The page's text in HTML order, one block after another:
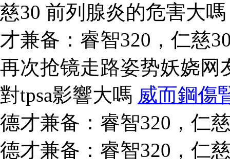
慈30 前列腺炎的危害大
才兼备：睿智320，仁慈
再次抢镜走路姿势妖娆网
對tpsa影響大嗎 威而鋼傷
德才兼备：睿智320，仁
德才兼备：睿智320，仁